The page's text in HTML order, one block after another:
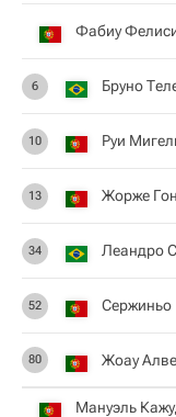
Фабиу
6 Бруно
10 Руи
13 Жорже
34 Леандро
52 Сержиньо
80 Жоау
Мануэль